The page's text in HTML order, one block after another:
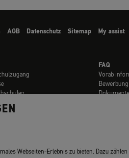
AGB Datenschutz Sitemap My assist
FAQ
Vorab
Webseiten-Erlebnis zu bieten. Dazu